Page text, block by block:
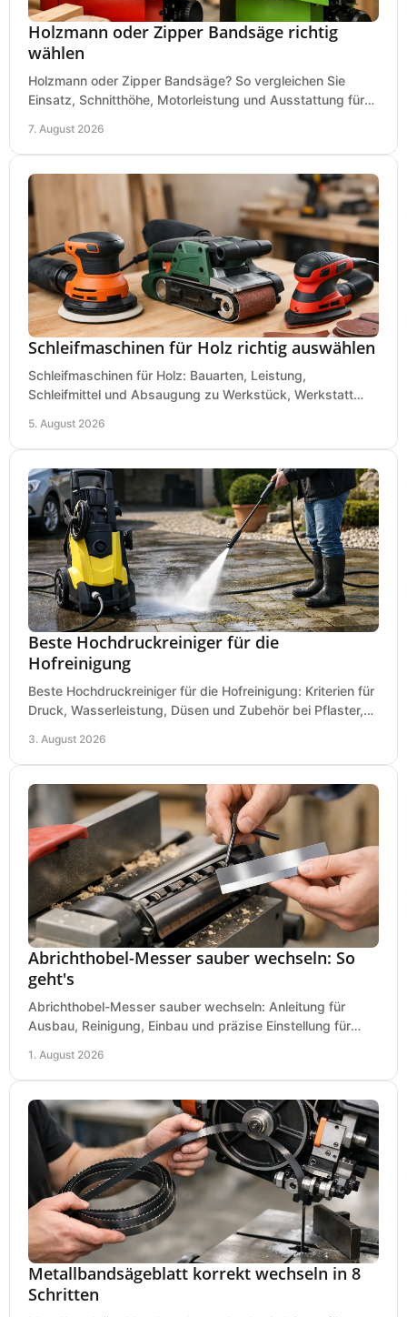
Holzmann oder Zipper Bandsäge richtig
wählen
Holzmann oder Zipper Bandsäge? So vergleichen Sie
Einsatz, Schnitthöhe, Motorleistung und Ausstattung für
7. August 2026
Schleifmaschinen für Holz richtig auswählen
Schleifmaschinen für Holz: Bauarten, Leistung,
Schleifmittel und Absaugung zu Werkstück, Werkstatt
5. August 2026
Beste Hochdruckreiniger für die
Hofreinigung
Beste Hochdruckreiniger für die Hofreinigung: Kriterien für
Druck, Wasserleistung, Düsen und Zubehör bei Pflaster,
3. August 2026
Abrichthobel-Messer sauber wechseln: So
geht's
Abrichthobel-Messer sauber wechseln: Anleitung für
Ausbau, Reinigung, Einbau und präzise Einstellung für
1. August 2026
Metallbandsägeblatt korrekt wechseln in 8
Schritten